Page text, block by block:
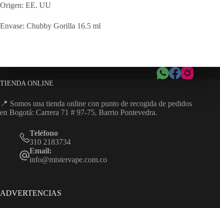
Origen: EE. UU
Envase: Chubby Gorilla 16.5 ml
TIENDA ONLINE
📍 Somos una tienda online con punto de recogida de pedidos
en Bogotá: Carrera 71 # 97-75, Barrio Pontevedra.
Teléfono
310 2183734
Email:
info@mistervape.com.co
ADVERTENCIAS